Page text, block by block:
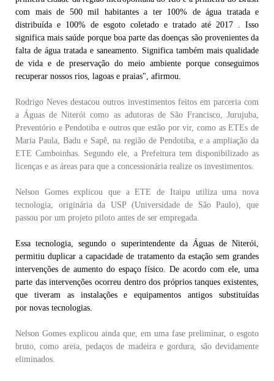
com mais de 500 mil habitantes a ter 100% de água tratada e
distribuída e 100% de esgoto coletado e tratado até 2017 . Isso
significa mais saúde porque boa parte das doenças são provenientes da
falta de água tratada e saneamento. Significa também mais qualidade
de vida e de preservação do meio ambiente porque conseguimos
recuperar nossos rios, lagoas e praias", afirmou.
Rodrigo Neves destacou outros investimentos feitos em parceria com
a Águas de Niterói como as adutoras de São Francisco, Jurujuba,
Preventório e Pendotiba e outros que estão por vir, como as ETEs de
Maria Paula, Badu e Sapê, na região de Pendotiba, e a ampliação da
ETE Camboinhas. Segundo ele, a Prefeitura tem disponibilizado as
licenças e as áreas para que a concessionária realize os investimentos.
Nelson Gomes explicou que a ETE de Itaipu utiliza uma nova
tecnologia, originária da USP (Universidade de São Paulo), que
passou por um projeto piloto antes de ser empregada.
Essa tecnologia, segundo o superintendente da Águas de Niterói,
permitiu duplicar a capacidade de tratamento da estação sem grandes
intervenções de aumento do espaço físico. De acordo com ele, uma
parte das intervenções ocorreu dentro dos próprios tanques existentes,
que tiveram as instalações e equipamentos antigos substituídas
por novas tecnologias.
Nelson Gomes explicou ainda que, em uma fase preliminar, o esgoto
bruto, como areia, pedaços de madeira e gordura, são devidamente
eliminados.